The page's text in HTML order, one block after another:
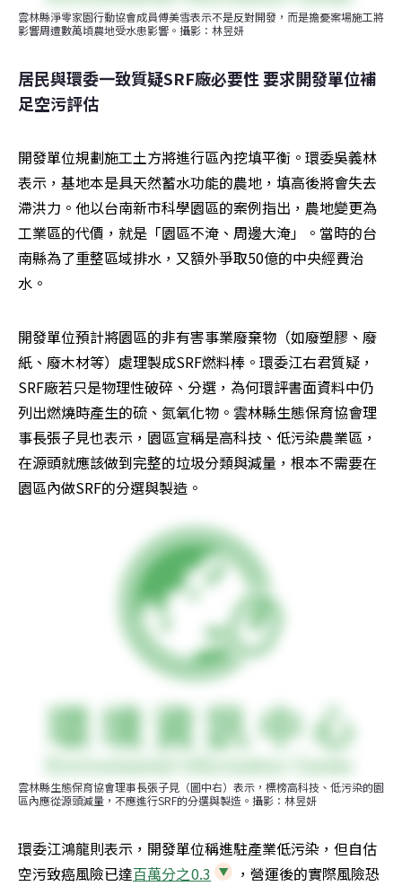
雲林縣淨零家園行動協會成員傅美雪表示不是反對開發，而是擔憂案場施工將
影響周遭數萬頃農地受水患影響。攝影：林昱妍
居民與環委一致質疑SRF廠必要性 要求開發單位補
足空污評估
開發單位規劃施工土方將進行區內挖填平衡。環委吳義林
表示，基地本是具天然蓄水功能的農地，填高後將會失去
滯洪力。他以台南新市科學園區的案例指出，農地變更為
工業區的代價，就是「園區不淹、周邊大淹」。當時的台
南縣為了重整區域排水，又額外爭取50億的中央經費治
水。
開發單位預計將園區的非有害事業廢棄物（如廢塑膠、廢
紙、廢木材等）處理製成SRF燃料棒。環委江右君質疑，
SRF廠若只是物理性破碎、分選，為何環評書面資料中仍
列出燃燒時產生的硫、氮氧化物。雲林縣生態保育協會理
事長張子見也表示，園區宣稱是高科技、低污染農業區，
在源頭就應該做到完整的垃圾分類與減量，根本不需要在
園區內做SRF的分選與製造。
雲林縣生態保育協會理事長張子見（圖中右）表示，標榜高科技、低污染的園
區內應從源頭減量，不應進行SRF的分選與製造。攝影：林昱妍
環委江鴻龍則表示，開發單位稱進駐產業低污染，但自估
空污致癌風險已達百萬分之0.3
，營運後的實際風險恐